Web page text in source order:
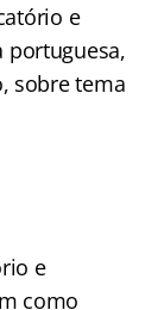
e
portuguesa,
sobre tema
e
como